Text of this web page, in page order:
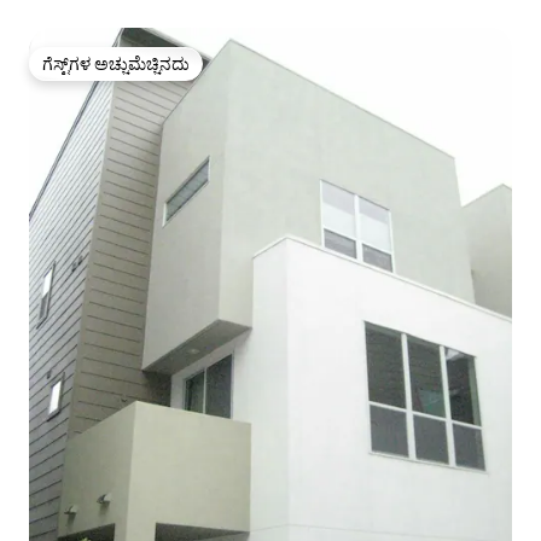
ಗೆಸ್ಟ್‌ಗಳ ಅಚ್ಚುಮೆಚ್ಚಿನದು
ಗೆಸ್ಟ್‌ಗಳ ಅಚ್ಚುಮೆಚ್ಚಿನದು